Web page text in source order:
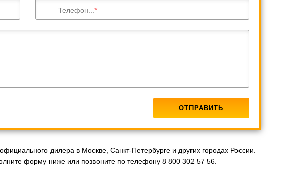
Телефон...
дилера в Москве, Санкт-Петербурге и других городах России.
форму ниже или позвоните по телефону 8 800 302 57 56.